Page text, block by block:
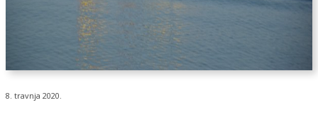
8. travnja 2020.